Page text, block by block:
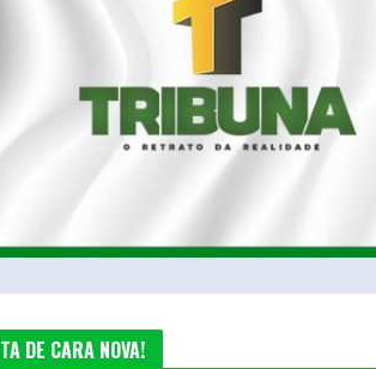
TA DE CARA NOVA!